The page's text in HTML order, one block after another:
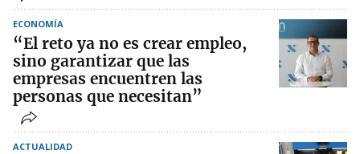
ECONOMÍA
“El reto ya no es crear empleo,
sino garantizar que las
empresas encuentren las
personas que necesitan”
ACTUALIDAD